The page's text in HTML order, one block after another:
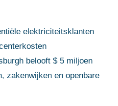
elektriciteitsklanten
belooft $ 5 miljoen
zakenwijken en openbare